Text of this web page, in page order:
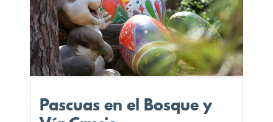
Pascuas en el Bosque y